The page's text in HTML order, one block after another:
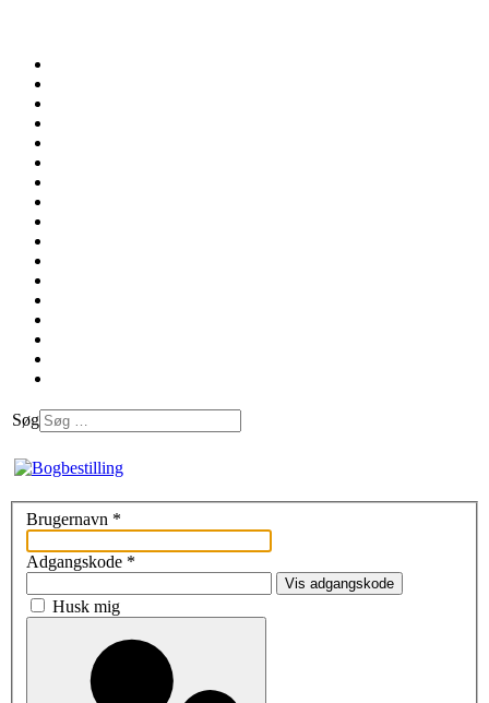
Søg
Brugernavn *
Adgangskode *
Vis adgangskode
Husk mig